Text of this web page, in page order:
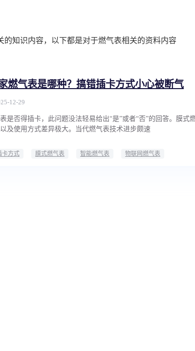
知识内容，以下都是对于燃气表相关的资料内容
燃气表是哪种？搞错插卡方式小心被断气
12-29
是否得插卡，此问题没法轻易给出“是”或者“否”的回答。膜式
及使用方式差异极大。当代燃气表技术进步颇速
卡方式 膜式燃气表 智能燃气表 物联网燃气表